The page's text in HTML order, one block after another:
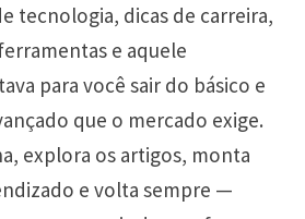
tecnologia, dicas de carreira,
e aquele
para você sair do básico e
que o mercado exige.
explora os artigos, monta
e volta sempre —